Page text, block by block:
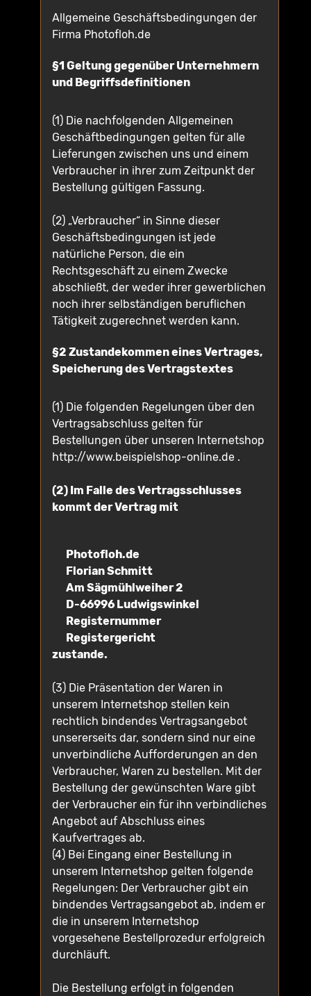
Allgemeine Geschäftsbedingungen der
Firma Photofloh.de
§1 Geltung gegenüber Unternehmern
und Begriffsdefinitionen
(1) Die nachfolgenden Allgemeinen
Geschäftbedingungen gelten für alle
Lieferungen zwischen uns und einem
Verbraucher in ihrer zum Zeitpunkt der
Bestellung gültigen Fassung.
(2) „Verbraucher“ in Sinne dieser
Geschäftsbedingungen ist jede
natürliche Person, die ein
Rechtsgeschäft zu einem Zwecke
abschließt, der weder ihrer gewerblichen
noch ihrer selbständigen beruflichen
Tätigkeit zugerechnet werden kann.
§2 Zustandekommen eines Vertrages,
Speicherung des Vertragstextes
(1) Die folgenden Regelungen über den
Vertragsabschluss gelten für
Bestellungen über unseren Internetshop
http://www.beispielshop-online.de .
(2) Im Falle des Vertragsschlusses
kommt der Vertrag mit
Photofloh.de
Florian Schmitt
Am Sägmühlweiher 2
D-66996 Ludwigswinkel
Registernummer
Registergericht
zustande.
(3) Die Präsentation der Waren in
unserem Internetshop stellen kein
rechtlich bindendes Vertragsangebot
unsererseits dar, sondern sind nur eine
unverbindliche Aufforderungen an den
Verbraucher, Waren zu bestellen. Mit der
Bestellung der gewünschten Ware gibt
der Verbraucher ein für ihn verbindliches
Angebot auf Abschluss eines
Kaufvertrages ab.
(4) Bei Eingang einer Bestellung in
unserem Internetshop gelten folgende
Regelungen: Der Verbraucher gibt ein
bindendes Vertragsangebot ab, indem er
die in unserem Internetshop
vorgesehene Bestellprozedur erfolgreich
durchläuft.
Die Bestellung erfolgt in folgenden